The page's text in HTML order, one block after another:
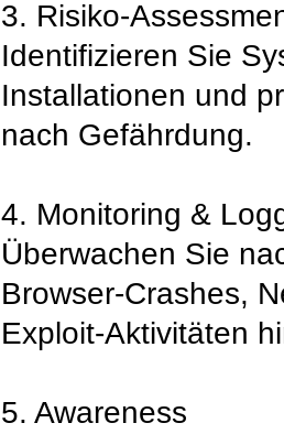
3. Risiko-
Identifizieren Sie
Installationen und
nach Gefährdung.
4. Monitoring &
Überwachen Sie
Browser-Crashes,
Exploit-Aktivitäten
5. Awareness